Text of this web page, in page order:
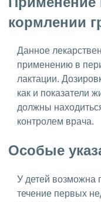
кормлении
Данное
применению в
лактации.
как и показатели
должны
контролем врача.
Особые
У детей возможна
течение первых